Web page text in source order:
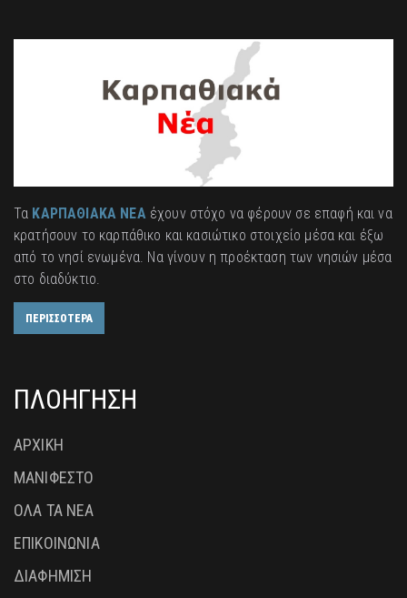
Τα ΚΑΡΠΑΘΙΑΚΑ ΝΕΑέχουν στόχο να φέρουν σε επαφή και να
κρατήσουν το καρπάθικο και κασιώτικο στοιχείο μέσα και έξω
από το νησί ενωμένα. Να γίνουν η προέκταση των νησιών μέσα
στο διαδύκτιο.
ΠΕΡΙΣΣΟΤΕΡΑ
ΠΛΟΗΓΗΣΗ
ΑΡΧΙΚΗ
ΜΑΝΙΦΕΣΤΟ
ΟΛΑ ΤΑ ΝΕΑ
ΕΠΙΚΟΙΝΩΝΙΑ
ΔΙΑΦΗΜΙΣΗ